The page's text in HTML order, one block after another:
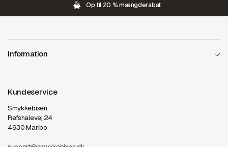
Op til 20 % mængderabat
Information
Kundeservice
Smykkebixen
Refshalevej 24
4930 Maribo